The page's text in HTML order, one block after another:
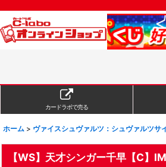
カードラボで売る
ホーム > ヴァイスシュヴァルツ：シュヴァルツサ
【WS】天才シンガー千早【C】